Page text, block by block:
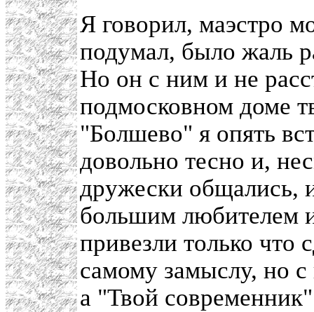
Я говорил, маэстро
подумал, было жаль
Но он с ним и не
подмосковном доме
"Болшево" я опять
довольно тесно и,
дружески общались,
большим любителем
привезли только что
самому замыслу, но
а "Твой